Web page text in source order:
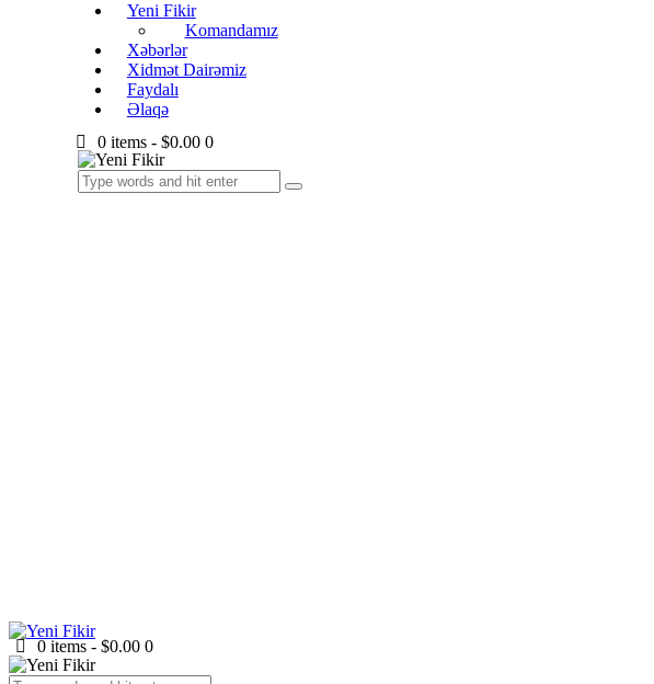
Yeni Fikir
Komandamız
Xəbərlər
Xidmət Dairəmiz
Faydalı
Əlaqə
0 items -$0.00 0
0 items -$0.00 0